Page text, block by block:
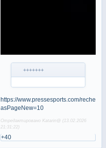
+++++++
https://www.pressesports.com/
asPageNew=10
Отредактировано Katarin@ (13.02.2026
21:31:22)
+40